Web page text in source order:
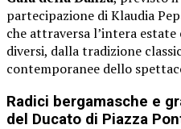
partecipazione di Klaudia
che attraversa l’intera
diversi, dalla tradizione
contemporanee dello
Radici bergamasche e
del Ducato di Piazza